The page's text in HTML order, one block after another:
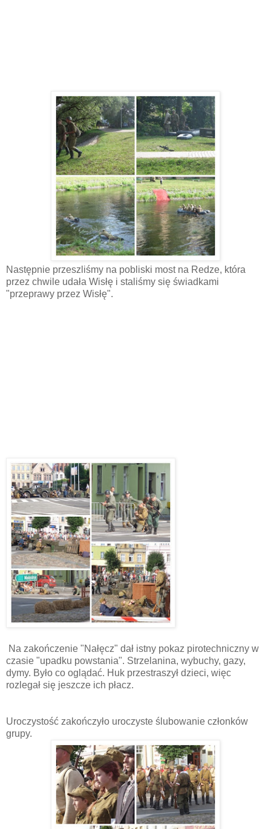
Następnie przeszliśmy na pobliski most na Redze, która
przez chwile udała Wisłę i staliśmy się świadkami
"przeprawy przez Wisłę".
Na zakończenie "Nałęcz" dał istny pokaz pirotechniczny w
czasie "upadku powstania". Strzelanina, wybuchy, gazy,
dymy. Było co oglądać. Huk przestraszył dzieci, więc
rozlegał się jeszcze ich płacz.
Uroczystość zakończyło uroczyste ślubowanie członków
grupy.